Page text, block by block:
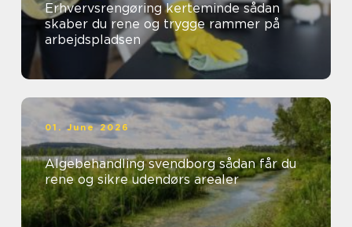
Erhvervsrengøring kerteminde sådan
skaber du rene og trygge rammer på
arbejdspladsen
01. June 2026
Algebehandling svendborg sådan får du
rene og sikre udendørs arealer